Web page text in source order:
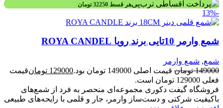
هر قسط 32250 تومان
-13%
شمع وارمر 10تایی برند رویا ROYA CANDEL
شمع, شمع وارمر
149000 تومان قیمت اصلی 149000 تومان بود. 129000 تومانقیمت
فعلی 129000 تومان است.
فروشگاه گیفت دکوری مجموعه‌ای منحصر به فرد از شمع‌های
باکیفیت شرکتی و دست‌ساز وارمر، جار و قلمی با رایحه‌های طبیعی